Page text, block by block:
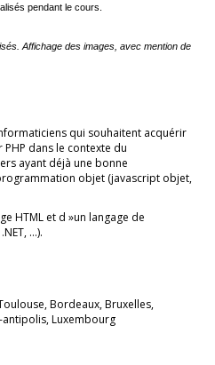
pendant le cours.
Affichage des images, avec mention de
qui souhaitent acquérir
dans le contexte du
ayant déjà une bonne
objet (javascript objet,
HTML et d »un langage de
…).
Bordeaux, Bruxelles,
antipolis, Luxembourg